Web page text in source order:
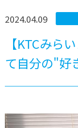
2024.04.09
【KTCみら
て自分の"好